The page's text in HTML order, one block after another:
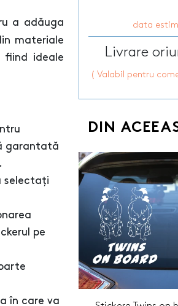
a adăuga
materiale
fiind ideale
garantată
selectați
pe
în care va
data
Livrare
( Valabil pentru
DIN